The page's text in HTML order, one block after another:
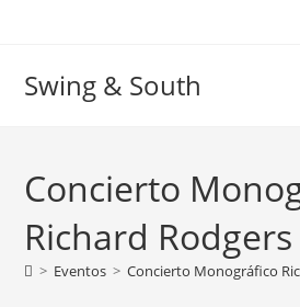
Swing & South
Concierto
Richard Rodgers
> Eventos > Concierto Monográfico